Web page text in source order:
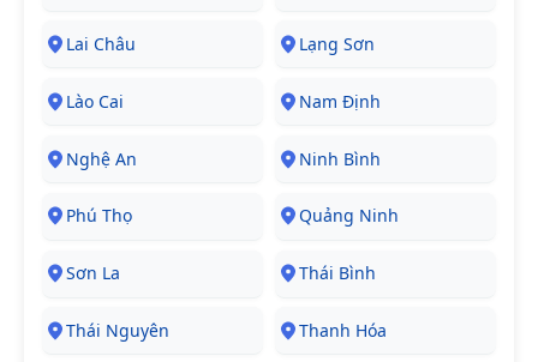
Lai Châu Lạng Sơn
Lào Cai Nam Định
Nghệ An Ninh Bình
Phú Thọ Quảng Ninh
Sơn La Thái Bình
Thái Nguyên Thanh Hóa